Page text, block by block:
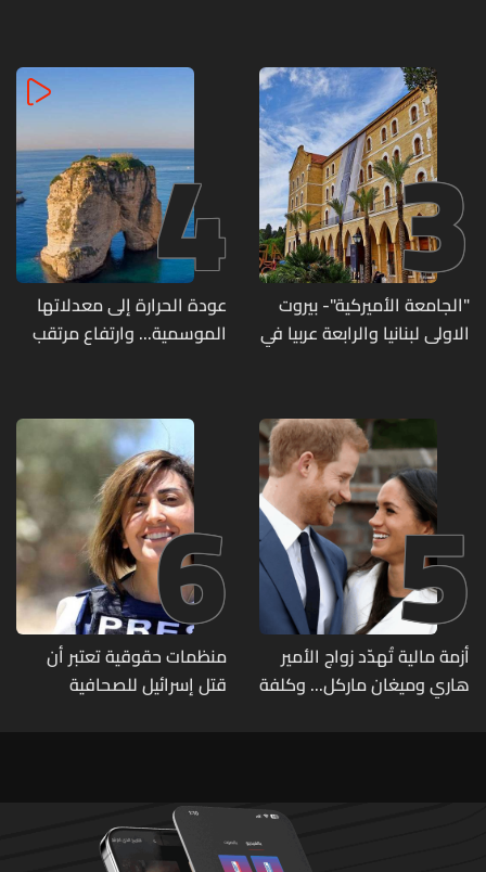
3
"الجامعة الأميركية"- بيروت
الاولى لبنانيا والرابعة عربيا في
4
عودة الحرارة إلى معدلاتها
الموسمية... وارتفاع مرتقب
5
أزمة مالية تُهدّد زواج الأمير
هاري وميغان ماركل... وكلفة
6
منظمات حقوقية تعتبر أن
قتل إسرائيل للصحافية